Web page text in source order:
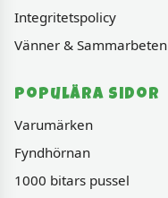
Integritetspolicy
Vänner & Sammarbeten
Populära sidor
Varumärken
Fyndhörnan
1000 bitars pussel